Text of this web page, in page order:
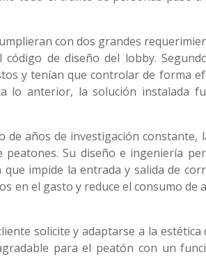
con dos grandes
de diseño del lobby.
y tenían que controlar de forma
lo anterior, la solución instalada
años de investigación constante,
Su diseño e ingeniería
impide la entrada y salida de
en el gasto y reduce el consumo de
solicite y adaptarse a la estética
para el peatón con un